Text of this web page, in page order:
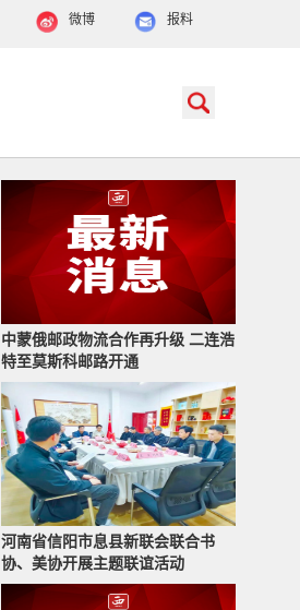
报料
微博
中蒙俄邮政物流合作再升级 二连浩
特至莫斯科邮路开通
河南省信阳市息县新联会联合书
协、美协开展主题联谊活动